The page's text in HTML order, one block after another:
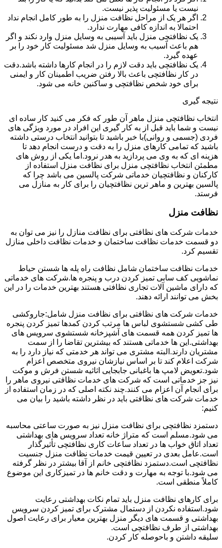
نیست یا مسئولیت پذیر نیست.
اگر هر یک از مراحل نظافت منزل را به طور کامل انجام نداد
احتمالا به اندازه کافی مهارت ندارد.
یک نظافتچی منزل باید آسیبی به وسایل منزل وارد نکند و اگر
هم باعث آسیب به وسایل منزل شد مسئولیت کار خود را بر
عهده گیرد.
یک نظافتچی باید دقت لازم را در انجام کارها داشته باشد.دقت
در کار نظافتچی باعث بالا رفتن ضریب اطمینان کار و ایمنی
برای خود شخص نظافتچی و ساکنین خانه می شود.
نتیجه گیری
انتخاب نظافتچی منزل ماهر آن طور که فکر می کنید کار ساده ای
نیست و شما باید قبل از به کار گیری این افراد در مورد ویژگی های
فردی (جسمی و روانی)با خبر باشید تا بتوانید انتخاب درستی داشته
باشید که تمامی کارهای منزل را به دقت و درست انجام دهد تا
هزینه ای که به وی می پردازید به هدر نرود.اما یکی از روش های
مطمئن انتخاب نظافتچی منزل برای نظافت منزل استفاده از
کارکنان و نظافتچیان خدماتی شرکت پالسین می باشد چرا که
پالسین بهترین و ماهر ترین نظافتچیان را برای کار به منازل می
فرستد.
نظافت منزل
خدمات شرکت های نظافتی برای نظافت منازل را نیز می توان به
دو قسمت خدمات نظافت ساختمان و خدمات نظافت داخلی منازل
تقسیم کرد.
خدمات نظافت ساختمان شامل نظافت راه پله ها شستن حیاط
نماشویی کف سابی تمیز کردن درب و پنجره ها.شرکت های خدماتی
که دارای ماشین آلات تجاری نظافتی هستند بهترین خدمات را در این
بخش می توانند ارائه دهند.
خدمات شرکت های نظافتی برای نظافت منزل شامل:جاروکشی
طی کشی شستشوی لباس ها مرتب کردن کمدها تمیز کردن پنجره
ها تمیز کردن همه قسمت های آشپزخانه شستشوی سرویس های
بهداشتی.این ها خدماتی هستند که بیشترین تقاضا را از سمت
مشتریان دارند.البته مشتری می تواند هر خدمتی که نیاز دارد را به
شرکت اعلام کند تا بر اساس نیازشان نیروی متخصص اعزام
شود.تعویض لامپ ها باغبانی جابجایی اثاثیه شستن فرش و موکت
نیز جز خدماتی است که شرکت های خدمات نظافتی نیروی ماهر را
برای انجام آن اعزام می کنند.چند نکته اصلی که در زمان استفاده از
خدمات شرکت های نظافتی باید در نظر داشته باشید را بیان می
کنیم:
دستمزد نظافتچی برای نظافت منزل نیز به صورت ساعتی محاسبه
می شود.مسلم است که متراژ خانه تعداد سرویس های بهداشتی
تعداد اتاق خواب ها در تعداد ساعات کاری نظافتچی تأثیرگذار
است.عامل بعدی در تعیین قیمت خدمات نظافت منزل جنسیت
نظافتچی است.دستمزد نظافتچی خانم از آقا بیشتر در نظر گرفته
می شود.با توجه به مهارت و دقت خانم ها در تمیزکاری این موضوع
کاملاً منطقی است.
برای کارهای نظافت منزل باید تمام نکات بهداشتی رعایت
شود.استفاده نکردن از دستمال مشترک برای تمیز کردن سرویس
بهداشتی و قسمت های دیگر منزل بهترین معیار برای رعایت اصول
بهداشتی از طرف نظافتچی است.
سلیقه داشتن و باحوصله کار کردن.